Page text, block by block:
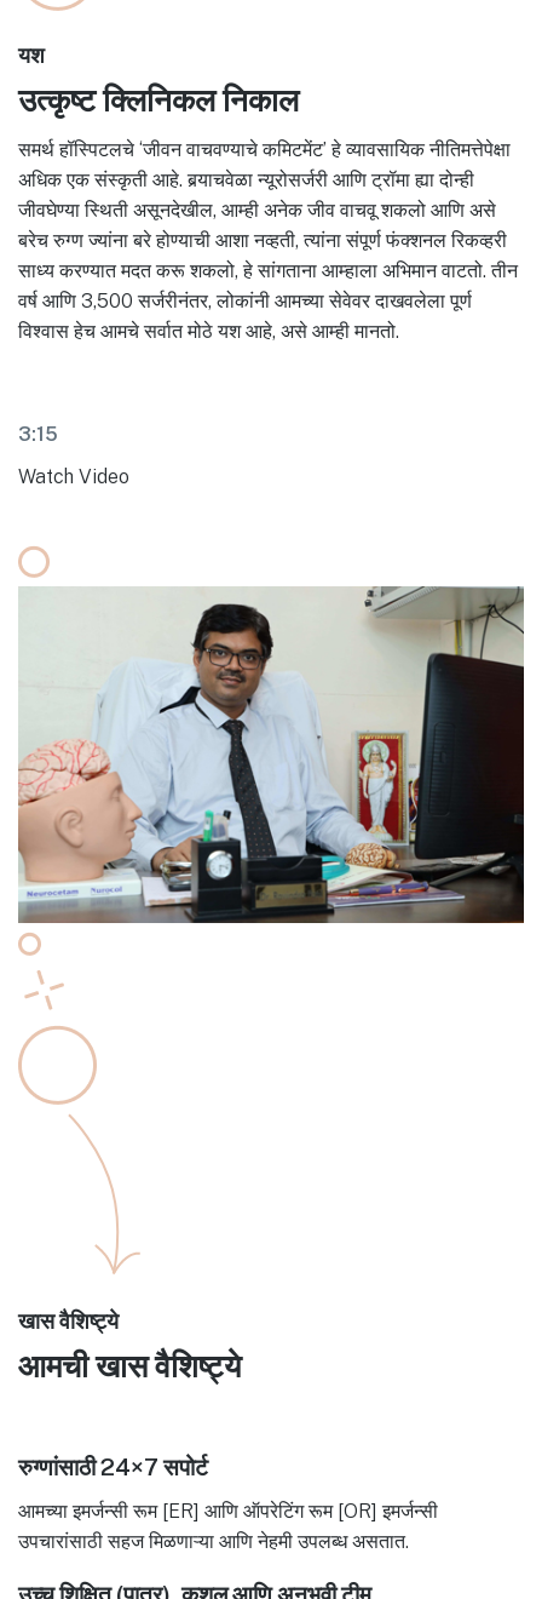
यश
उत्कृष्ट क्लिनिकल निकाल
समर्थ हॉस्पिटलचे ‘जीवन वाचवण्याचे कमिटमेंट’ हे व्यावसायिक नीतिमत्तेपेक्षा
अधिक एक संस्कृती आहे. बर्‍याचवेळा न्यूरोसर्जरी आणि ट्रॉमा ह्या दोन्ही
जीवघेण्या स्थिती असूनदेखील, आम्ही अनेक जीव वाचवू शकलो आणि असे
बरेच रुग्ण ज्यांना बरे होण्याची आशा नव्हती, त्यांना संपूर्ण फंक्शनल रिकव्हरी
साध्य करण्यात मदत करू शकलो, हे सांगताना आम्हाला अभिमान वाटतो. तीन
वर्ष आणि 3,500 सर्जरीनंतर, लोकांनी आमच्या सेवेवर दाखवलेला पूर्ण
विश्वास हेच आमचे सर्वात मोठे यश आहे, असे आम्ही मानतो.
3:15
Watch Video
खास वैशिष्ट्ये
आमची खास वैशिष्ट्ये
रुग्णांसाठी 24×7 सपोर्ट
आमच्या इमर्जन्सी रूम [ER] आणि ऑपरेटिंग रूम [OR] इमर्जन्सी
उपचारांसाठी सहज मिळणाऱ्या आणि नेहमी उपलब्ध असतात.
उच्च शिक्षित (पात्र), कुशल आणि अनुभवी टीम